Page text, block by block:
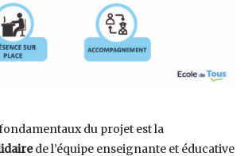
du projet est la
de l’équipe enseignante et éducative